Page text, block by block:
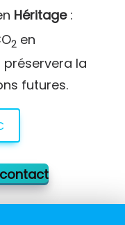
Héritage:
2 en
la
futures.